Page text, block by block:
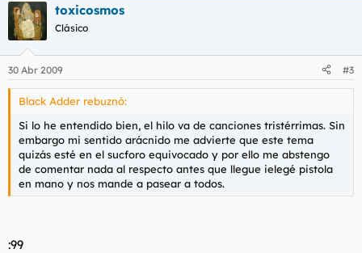
toxicosmos
Clásico
30 Abr 2009 #3
Black Adder rebuznó:
Si lo he entendido bien, el hilo va de canciones tristérrimas. Sin
embargo mi sentido arácnido me advierte que este tema
quizás esté en el sucforo equivocado y por ello me abstengo
de comentar nada al respecto antes que llegue ielegé pistola
en mano y nos mande a pasear a todos.
:99